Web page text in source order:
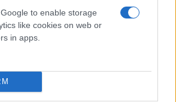
to enable storage
like cookies on web or
in apps.
μεταφέροντας παλμούς φωτός
κυττάρων του εγκεφάλου
εισέρχονταν σε ένα νέο
εκθέτοντάς τα στο φως, με
να νομίζουν ότι βρίσκονται